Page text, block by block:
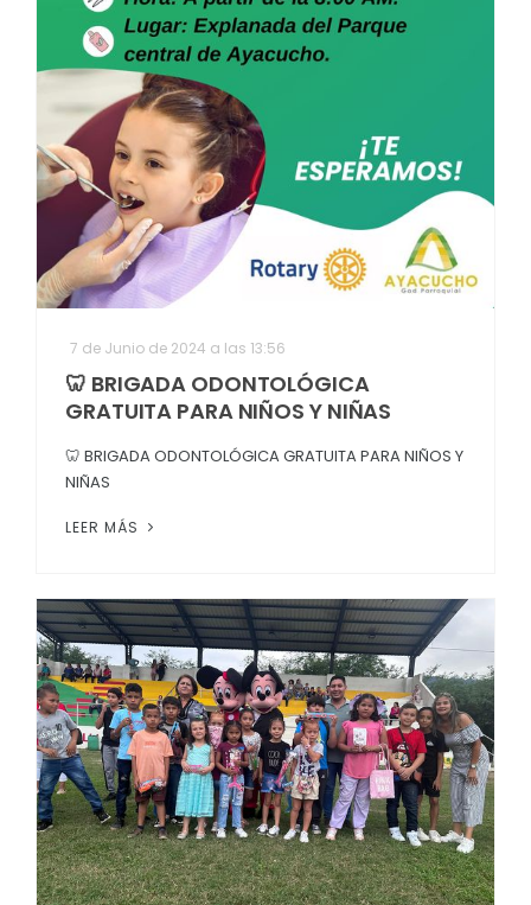
7 de Junio de 2024 a las 13:56
🦷 BRIGADA ODONTOLÓGICA
GRATUITA PARA NIÑOS Y NIÑAS
🦷 BRIGADA ODONTOLÓGICA GRATUITA PARA NIÑOS Y
NIÑAS
LEER MÁS